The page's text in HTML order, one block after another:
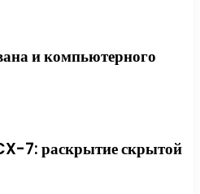
и компьютерного
7: раскрытие скрытой